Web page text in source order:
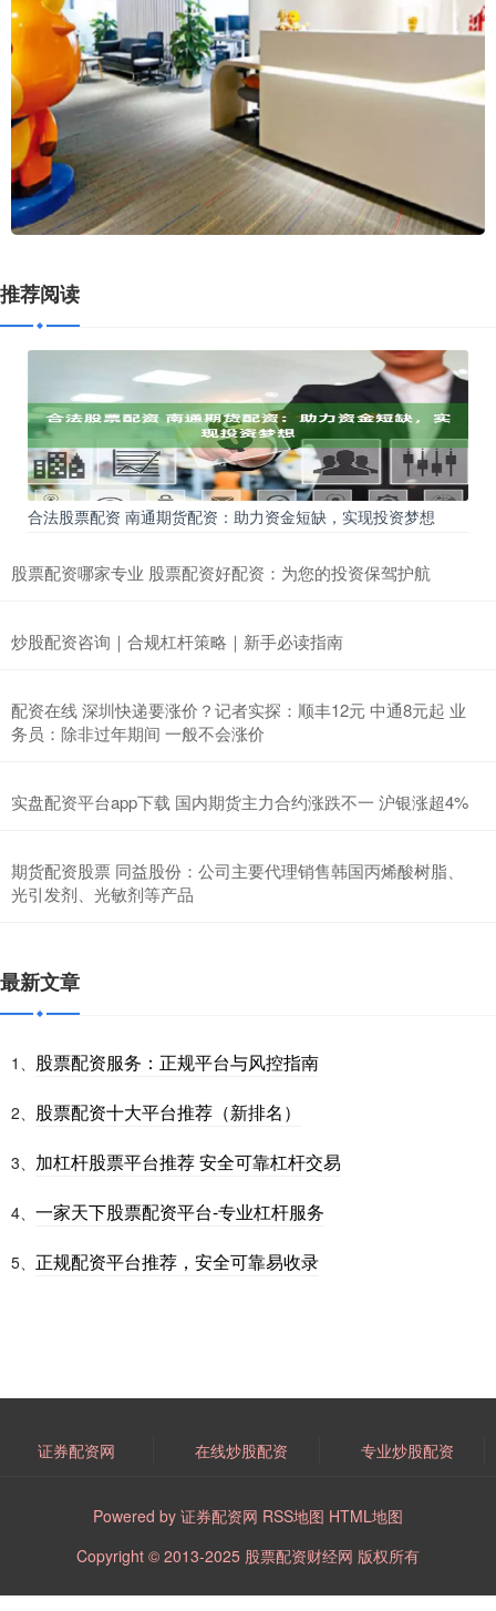
推荐阅读
合法股票配资 南通期货配资：助力资金短缺，实现投资梦想
股票配资哪家专业 股票配资好配资：为您的投资保驾护航
炒股配资咨询｜合规杠杆策略｜新手必读指南
配资在线 深圳快递要涨价？记者实探：顺丰12元 中通8元起 业
务员：除非过年期间 一般不会涨价
实盘配资平台app下载 国内期货主力合约涨跌不一 沪银涨超4%
期货配资股票 同益股份：公司主要代理销售韩国丙烯酸树脂、
光引发剂、光敏剂等产品
最新文章
1、 股票配资服务：正规平台与风控指南
2、 股票配资十大平台推荐（新排名）
3、 加杠杆股票平台推荐 安全可靠杠杆交易
4、 一家天下股票配资平台-专业杠杆服务
5、 正规配资平台推荐，安全可靠易收录
证券配资网 在线炒股配资 专业炒股配资
Powered by 证券配资网 RSS地图 HTML地图
Copyright © 2013-2025 股票配资财经网 版权所有